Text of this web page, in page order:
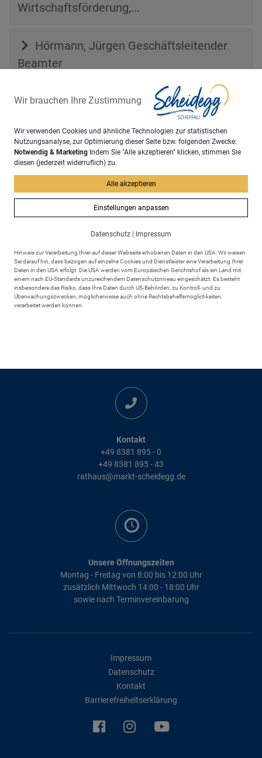
Wirtschaftsförderung,...
Hörmann, Jürgen Geschäftsleitender
Beamter
Sachgebiet
Hauptamt
Kontakt
+49 8381 895 - 0
+49 8381 895 - 43
rathaus@markt-scheidegg.de
Unsere Öffnungszeiten
Montag - Freitag von 8:00 bis 12:00 Uhr
zusätzlich Mittwoch 14:00 - 18:00 Uhr
sowie nach Terminvereinbarung
Impressum
Datenschutz
Kontakt
Barrierefreiheitserklärung
Wir brauchen Ihre Zustimmung
Wir verwenden Cookies und ähnliche Technologien zur statistischen
Nutzungsanalyse, zur Optimierung dieser Seite bzw. folgenden Zwecke:
Notwendig & Marketing Indem Sie "Alle akzeptieren" klicken, stimmen Sie
diesen (jederzeit widerruflich) zu.
Alle akzeptieren
Einstellungen anpassen
Datenschutz | Impressum
Hinweis zur Verarbeitung Ihrer auf dieser Webseite erhobenen Daten in den USA: Wir weisen
Sie darauf hin, dass bezogen auf einzelne Cookies und Dienstleister eine Verarbeitung Ihrer
Daten in den USA erfolgt. Die USA werden vom Europäischen Gerichtshof als ein Land mit
einem nach EU-Standards unzureichendem Datenschutzniveau eingeschätzt. Es besteht
insbesondere das Risiko, dass Ihre Daten durch US-Behörden, zu Kontroll- und zu
Überwachungszwecken, möglicherweise auch ohne Rechtsbehelfsmöglichkeiten,
verarbeitet werden können.